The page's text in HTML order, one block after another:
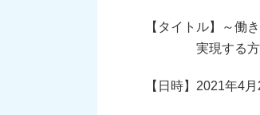
【タイトル】～働
実現する方法
【日時】2021年4